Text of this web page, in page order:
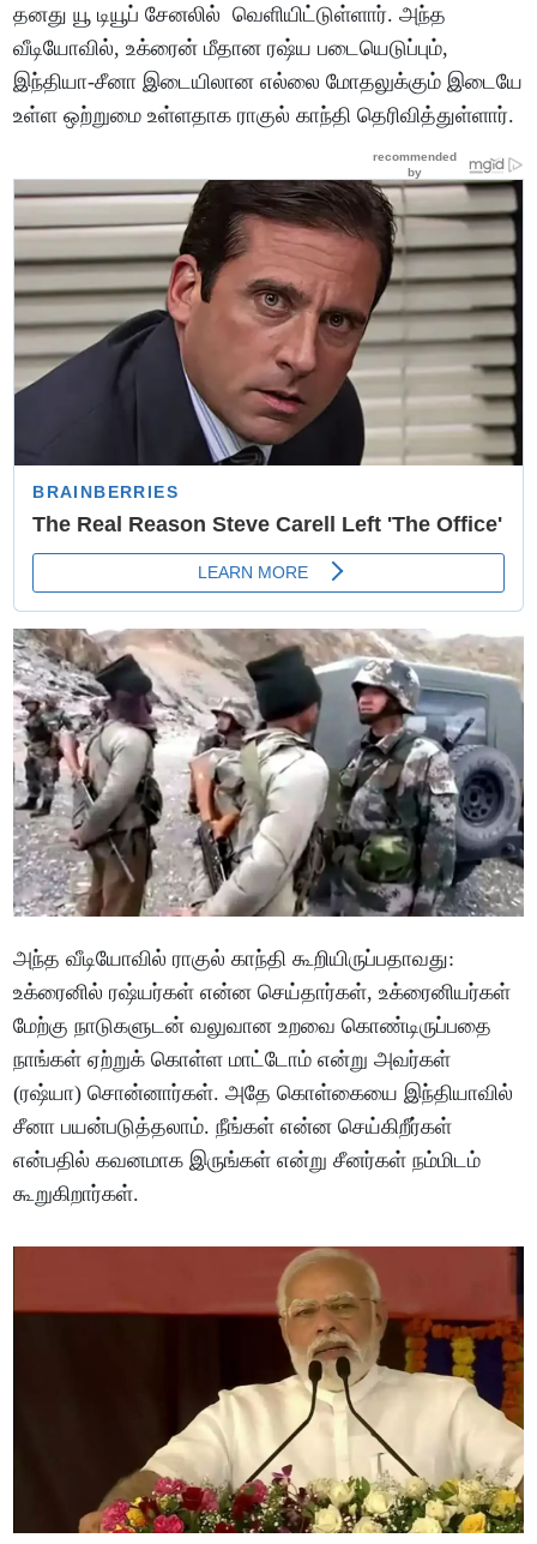
தனது யூ டியூப் சேனலில் வெளியிட்டுள்ளார். அந்த
வீடியோவில், உக்ரைன் மீதான ரஷ்ய படையெடுப்பும்,
இந்தியா-சீனா இடையிலான எல்லை மோதலுக்கும் இடையே
உள்ள ஒற்றுமை உள்ளதாக ராகுல் காந்தி தெரிவித்துள்ளார்.
அந்த வீடியோவில் ராகுல் காந்தி கூறியிருப்பதாவது:
உக்ரைனில் ரஷ்யர்கள் என்ன செய்தார்கள், உக்ரைனியர்கள்
மேற்கு நாடுகளுடன் வலுவான உறவை கொண்டிருப்பதை
நாங்கள் ஏற்றுக் கொள்ள மாட்டோம் என்று அவர்கள்
(ரஷ்யா) சொன்னார்கள். அதே கொள்கையை இந்தியாவில்
சீனா பயன்படுத்தலாம். நீங்கள் என்ன செய்கிறீர்கள்
என்பதில் கவனமாக இருங்கள் என்று சீனர்கள் நம்மிடம்
கூறுகிறார்கள்.